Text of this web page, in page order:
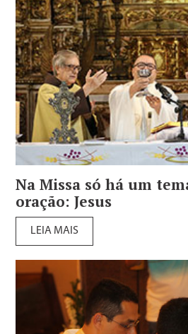
Na Missa só há um
oração: Jesus
LEIA MAIS